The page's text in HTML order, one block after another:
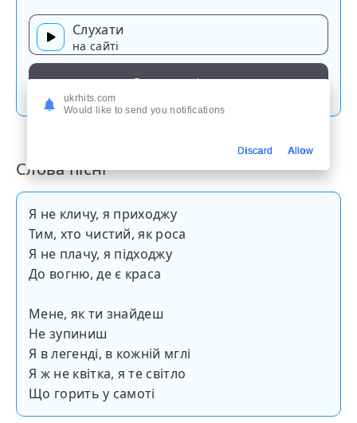
Слухати
на сайті
Скачати пісню
Слова пісні
Я не кличу, я приходжу
Тим, хто чистий, як роса
Я не плачу, я підходжу
До вогню, де є краса
Мене, як ти знайдеш
Не зупиниш
Я в легенді, в кожній мглі
Я ж не квітка, я те світло
Що горить у самоті
ukrhits.com
Would like to send you notifications
Discard Allow